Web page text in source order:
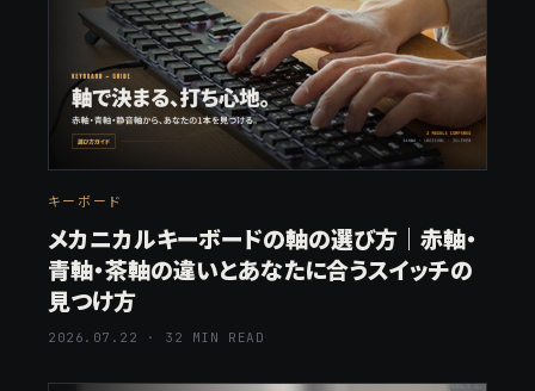
キーボード
メカニカルキーボードの軸の選び方｜赤軸・
青軸・茶軸の違いとあなたに合うスイッチの
見つけ方
2026.07.22 · 32 MIN READ